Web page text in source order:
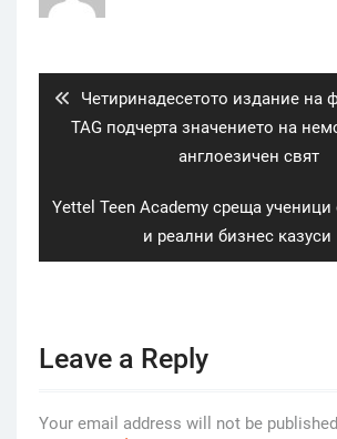
Previous
post:
Четиринадесетото издание на
TAG подчерта значението на
англоезичен свят
Next
Yettel Teen Academy среща ученици
и реални бизнес казуси
Leave a Reply
Your email address will not be